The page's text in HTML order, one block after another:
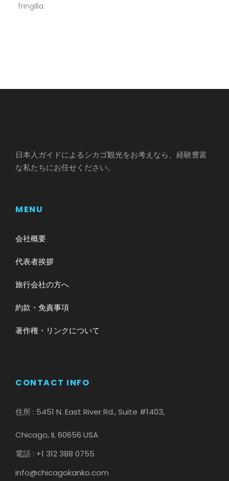
fringilla.
日本人ガイドによるシカゴ観光をお考えなら、経験豊富
な私たちにお任せください。
MENU
会社概要
代表者挨拶
旅行会社の方へ
約款・免責事項
著作権・リンクについて
CONTACT INFO
住所 : 5451 N. East River Rd., Suite #1403,
Chicago, IL 60656 USA
電話 : +1 312 388 0755
info@chicagokanko.com